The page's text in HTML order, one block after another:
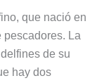
que nació en
pescadores. La
de su
hay dos